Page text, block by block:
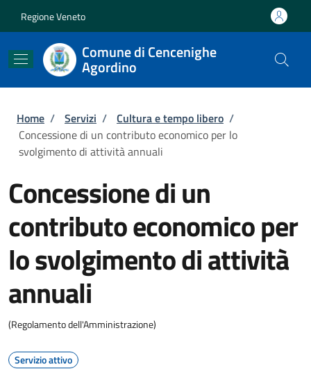
Regione Veneto
Comune di Cencenighe
Agordino
Briciole di pane
Home / Servizi / Cultura e tempo libero /
Concessione di un contributo economico per lo
svolgimento di attività annuali
Concessione di un
contributo economico per
lo svolgimento di attività
annuali
(Regolamento dell'Amministrazione)
Servizio attivo